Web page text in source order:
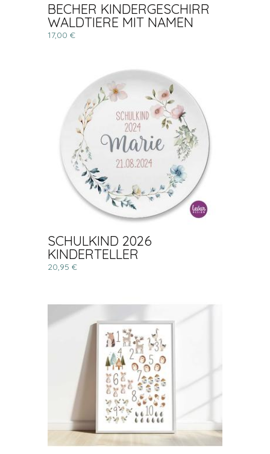
BECHER KINDERGESCHIRR
WALDTIERE MIT NAMEN
17,00 €
SCHULKIND 2026
KINDERTELLER
20,95 €